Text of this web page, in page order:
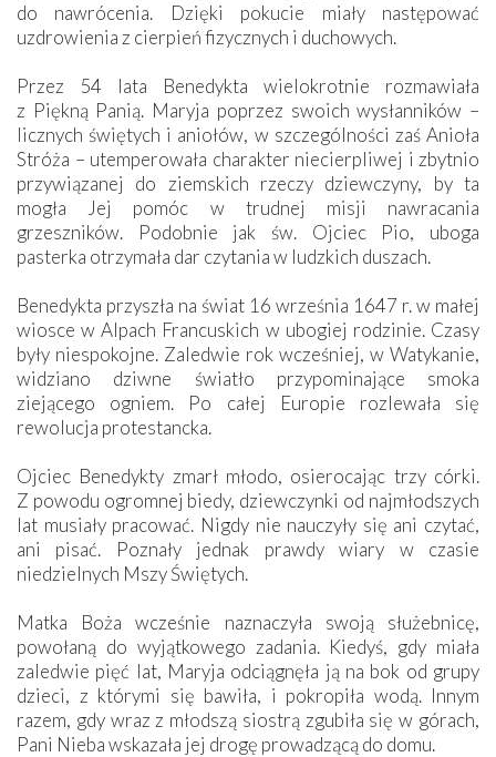
do nawrócenia. Dzięki pokucie miały następować
uzdrowienia z cierpień fizycznych i duchowych.
Przez 54 lata Benedykta wielokrotnie rozmawiała
z Piękną Panią. Maryja poprzez swoich wysłanników –
licznych świętych i aniołów, w szczególności zaś Anioła
Stróża – utemperowała charakter niecierpliwej i zbytnio
przywiązanej do ziemskich rzeczy dziewczyny, by ta
mogła Jej pomóc w trudnej misji nawracania
grzeszników. Podobnie jak św. Ojciec Pio, uboga
pasterka otrzymała dar czytania w ludzkich duszach.
Benedykta przyszła na świat 16 września 1647 r. w małej
wiosce w Alpach Francuskich w ubogiej rodzinie. Czasy
były niespokojne. Zaledwie rok wcześniej, w Watykanie,
widziano dziwne światło przypominające smoka
ziejącego ogniem. Po całej Europie rozlewała się
rewolucja protestancka.
Ojciec Benedykty zmarł młodo, osierocając trzy córki.
Z powodu ogromnej biedy, dziewczynki od najmłodszych
lat musiały pracować. Nigdy nie nauczyły się ani czytać,
ani pisać. Poznały jednak prawdy wiary w czasie
niedzielnych Mszy Świętych.
Matka Boża wcześnie naznaczyła swoją służebnicę,
powołaną do wyjątkowego zadania. Kiedyś, gdy miała
zaledwie pięć lat, Maryja odciągnęła ją na bok od grupy
dzieci, z którymi się bawiła, i pokropiła wodą. Innym
razem, gdy wraz z młodszą siostrą zgubiła się w górach,
Pani Nieba wskazała jej drogę prowadzącą do domu.